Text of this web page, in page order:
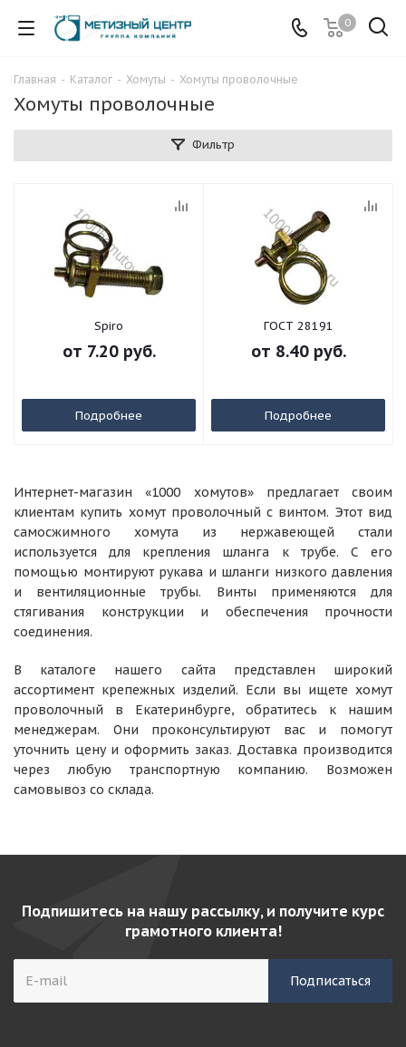
0
Главная - Каталог - Хомуты - Хомуты проволочные
Хомуты проволочные
Фильтр
Spiro
от 7.20 руб.
Подробнее
ГОСТ 28191
от 8.40 руб.
Подробнее
Интернет-магазин «1000 хомутов» предлагает своим
клиентам купить хомут проволочный с винтом. Этот вид
самосжимного хомута из нержавеющей стали
используется для крепления шланга к трубе. С его
помощью монтируют рукава и шланги низкого давления
и вентиляционные трубы. Винты применяются для
стягивания конструкции и обеспечения прочности
соединения.
В каталоге нашего сайта представлен широкий
ассортимент крепежных изделий. Если вы ищете хомут
проволочный в Екатеринбурге, обратитесь к нашим
менеджерам. Они проконсультируют вас и помогут
уточнить цену и оформить заказ. Доставка производится
через любую транспортную компанию. Возможен
самовывоз со склада.
Подпишитесь на нашу рассылку, и получите курс
грамотного клиента!